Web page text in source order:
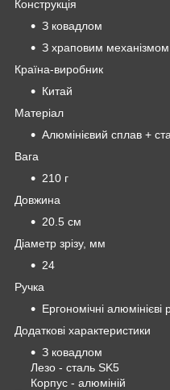
Конструкція
З ковадлом
З храповим механізмом
Країна-виробник
Китай
Матеріал
Алюмінієвий сплав +
Вага
210 г
Довжина
20.5 см
Діаметр зрізу, мм
24
Ручка
Ергономічні
Додаткові характеристики
З ковадлом
Лезо - сталь SK5
Корпус - алюміній